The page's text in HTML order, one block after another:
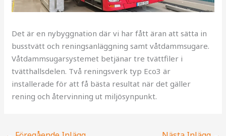
Det är en nybyggnation där vi har fått äran att sätta in
busstvätt och reningsanläggning samt våtdammsugare.
Våtdammsugarsystemet betjänar tre tvättfiler i
tvätthallsdelen. Två reningsverk typ Eco3 är
installerade för att få bästa resultat när det gäller
rening och återvinning ut miljösynpunkt.